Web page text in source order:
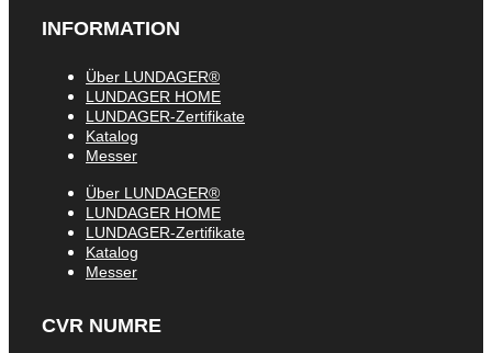
INFORMATION
Über LUNDAGER®
LUNDAGER HOME
LUNDAGER-Zertifikate
Katalog
Messer
Über LUNDAGER®
LUNDAGER HOME
LUNDAGER-Zertifikate
Katalog
Messer
CVR NUMRE